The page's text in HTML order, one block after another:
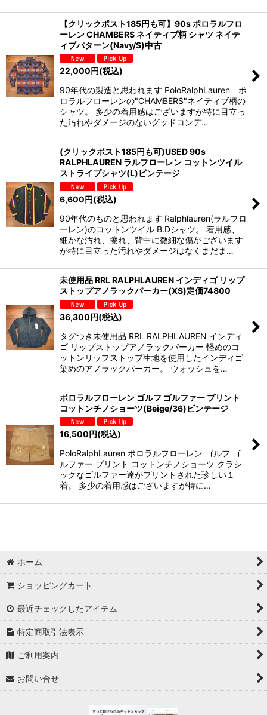
【クリックポスト185円も可】90s ポロラルフロ
ーレン CHAMBERS ネイティブ柄 シャツ ネイテ
ィブパターン(Navy/S)中古
22,000円(税込)
90年代の製造と思われます PoloRalphLauren ポ
ロラルフローレンの"CHAMBERS"ネイティブ柄の
シャツ。 多少の着用感はございますが特に目立っ
た汚れやダメージのないグッドコンデ…
(クリックポスト185円も可)USED 90s
RALPHLAUREN ラルフローレン コットンツイル
ストライプシャツ(L)ビンテージ
6,600円(税込)
90年代のものと思われます Ralphlauren(ラルフロ
ーレン)のコットンツイル B.Dシャツ。 着用感、
細かな汚れ、擦れ、背中に微細な傷がございます
が特に目立った汚れやダメージはなくまだま…
未使用品 RRL RALPHLAUREN インディゴ リップ
ストップアノラックパーカー(XS)定価74800
36,300円(税込)
タグつき未使用品 RRL RALPHLAUREN インディ
ゴ リップストップアノラックパーカー 軽めのコ
ットンリップストップ生地を使用したインディゴ
染めのアノラックパーカー。 ウォッシュを…
ポロラルフローレン ゴルフ ゴルファー プリント
コットンチノショーツ(Beige/36)ビンテージ
16,500円(税込)
PoloRalphLauren ポロラルフローレン ゴルフ ゴ
ルファー プリント コットンチノショーツ クラシ
ックなゴルファー達がプリントされた珍しい１
着。 多少の着用感はございますが特に…
ホーム
ショッピングカート
最近チェックしたアイテム
特定商取引法表示
ご利用案内
お問い合せ